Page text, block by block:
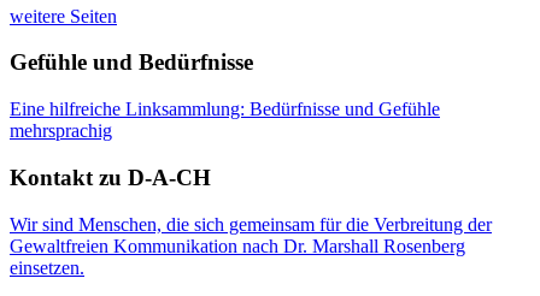
weitere Seiten
Gefühle und Bedürfnisse
Eine hilfreiche Linksammlung: Bedürfnisse und Gefühle
mehrsprachig
Kontakt zu D-A-CH
Wir sind Menschen, die sich gemeinsam für die Verbreitung der
Gewaltfreien Kommunikation nach Dr. Marshall Rosenberg
einsetzen.